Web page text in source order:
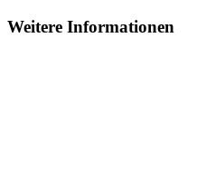
Weitere Informationen